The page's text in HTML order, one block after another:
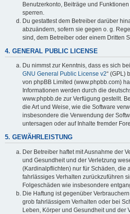
Benutzerkonto, Beiträge und
sperren.
Du gestattest dem Betreiber darüber
abzuändern, sofern sie gegen o. g.
sind, dem Betreiber oder einem Dritten
4. GENERAL PUBLIC LICENSE
Du nimmst zur Kenntnis, dass es sich
GNU General Public License v2“ (GPL)
von phpBB Limited (www.phpbb.com)
Informationen werden durch die
www.phpbb.de zur Verfügung gestellt.
die Art und Weise, wie die Software
insbesondere die Verwendung der
untersagen oder auf Inhalte fremder
5. GEWÄHRLEISTUNG
Der Betreiber haftet mit Ausnahme der
und Gesundheit und der Verletzung
(Kardinalpflichten) nur für Schäden, die
fahrlässiges Verhalten zurückzuführen
Folgeschäden wie insbesondere
Die Haftung ist gegenüber
grob fahrlässigem Verhalten oder bei
Leben, Körper und Gesundheit und der